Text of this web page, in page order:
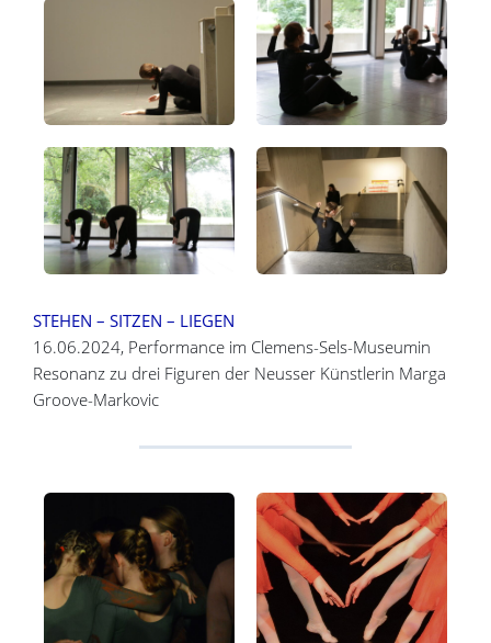
STEHEN – SITZEN – LIEGEN
16.06.2024, Performance im Clemens-Sels-Museumin
Resonanz zu drei Figuren der Neusser Künstlerin Marga
Groove-Markovic